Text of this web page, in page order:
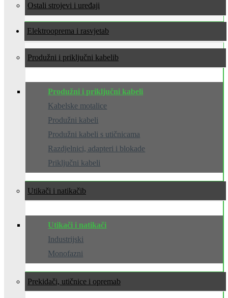
Ostali strojevi i uređaji
Elektrooprema i rasvjeta
Produžni i priključni kabeli
Produžni i priključni kabeli
Kabelske motalice
Produžni kabeli
Produžni kabeli s utičnicama
Razdjelnici, adapteri i blokade
Priključni kabeli
Utikači i natikači
Utikači i natikači
Industrijski
Monofazni
Prekidači, utičnice i oprema